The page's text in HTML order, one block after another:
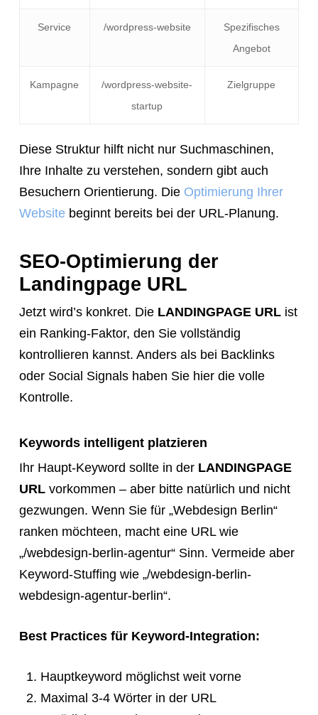
Service /wordpress-website
Spezifisches
Angebot
Kampagne
/wordpress-website-
startup
Zielgruppe
Diese Struktur hilft nicht nur Suchmaschinen,
Ihre Inhalte zu verstehen, sondern gibt auch
Besuchern Orientierung. Die Optimierung Ihrer
Websitebeginnt bereits bei der URL-Planung.
SEO-Optimierung der
Landingpage URL
Jetzt wird’s konkret. Die LANDINGPAGE URList
ein Ranking-Faktor, den Sie vollständig
kontrollieren kannst. Anders als bei Backlinks
oder Social Signals haben Sie hier die volle
Kontrolle.
Keywords intelligent platzieren
Ihr Haupt-Keyword sollte in der LANDINGPAGE
URLvorkommen – aber bitte natürlich und nicht
gezwungen. Wenn Sie für „Webdesign Berlin“
ranken möchteen, macht eine URL wie
„/webdesign-berlin-agentur“ Sinn. Vermeide aber
Keyword-Stuffing wie „/webdesign-berlin-
webdesign-agentur-berlin“.
Best Practices für Keyword-Integration:
Hauptkeyword möglichst weit vorne
Maximal 3-4 Wörter in der URL